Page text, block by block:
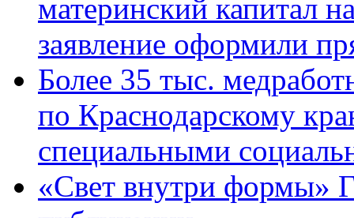
материнский капитал
заявление оформили
Более 35 тыс.
по Краснодарскому
специальными
«Свет внутри формы»